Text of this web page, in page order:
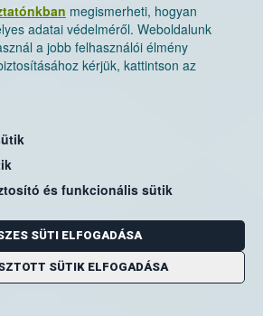
megismerheti, hogyan
adatai védelméről. Weboldalunk
a jobb felhasználói élmény
kérjük, kattintson az
és funkcionális sütik
SÜTI ELFOGADÁSA
SÜTIK ELFOGADÁSA
Díj